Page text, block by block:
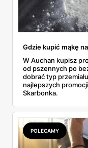
Gdzie kupić mąkę
W Auchan kupisz
od pszennych po
dobrać typ
najlepszych
Skarbonka.
POLECAMY